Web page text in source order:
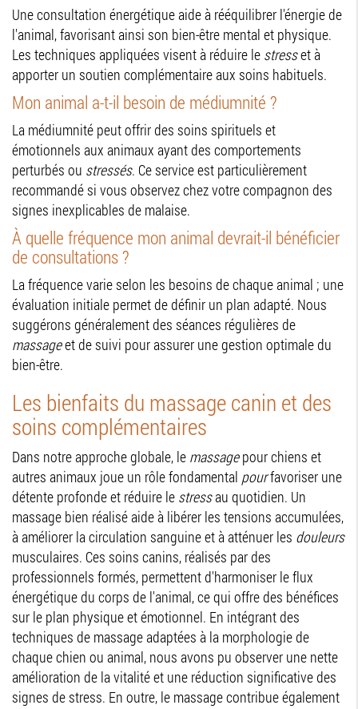
Une consultation énergétique aide à rééquilibrer l'énergie de
l'animal, favorisant ainsi son bien-être mental et physique.
Les techniques appliquées visent à réduire le stresset à
apporter un soutien complémentaire aux soins habituels.
Mon animal a-t-il besoin de médiumnité ?
La médiumnité peut offrir des soins spirituels et
émotionnels aux animaux ayant des comportements
perturbés ou stressés. Ce service est particulièrement
recommandé si vous observez chez votre compagnon des
signes inexplicables de malaise.
À quelle fréquence mon animal devrait-il bénéficier
de consultations ?
La fréquence varie selon les besoins de chaque animal ; une
évaluation initiale permet de définir un plan adapté. Nous
suggérons généralement des séances régulières de
massageet de suivi pour assurer une gestion optimale du
bien-être.
Les bienfaits du massage canin et des
soins complémentaires
Dans notre approche globale, le massagepour chiens et
autres animaux joue un rôle fondamental pourfavoriser une
détente profonde et réduire le stressau quotidien. Un
massage bien réalisé aide à libérer les tensions accumulées,
à améliorer la circulation sanguine et à atténuer les douleurs
musculaires. Ces soins canins, réalisés par des
professionnels formés, permettent d'harmoniser le flux
énergétique du corps de l'animal, ce qui offre des bénéfices
sur le plan physique et émotionnel. En intégrant des
techniques de massage adaptées à la morphologie de
chaque chien ou animal, nous avons pu observer une nette
amélioration de la vitalité et une réduction significative des
signes de stress. En outre, le massage contribue également